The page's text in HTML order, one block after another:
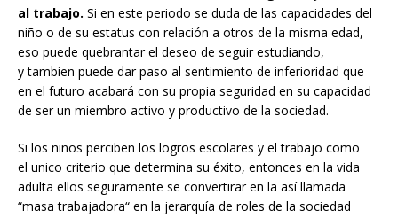
al trabajo. Si en este periodo se duda de las capacidades del
niño o de su estatus con relación a otros de la misma edad,
eso puede quebrantar el deseo de seguir estudiando,
y tambien puede dar paso al sentimiento de inferioridad que
en el futuro acabará con su propia seguridad en su capacidad
de ser un miembro activo y productivo de la sociedad.
Si los niños perciben los logros escolares y el trabajo como
el unico criterio que determina su éxito, entonces en la vida
adulta ellos seguramente se convertirar en la así llamada
“masa trabajadora“ en la jerarquía de roles de la sociedad